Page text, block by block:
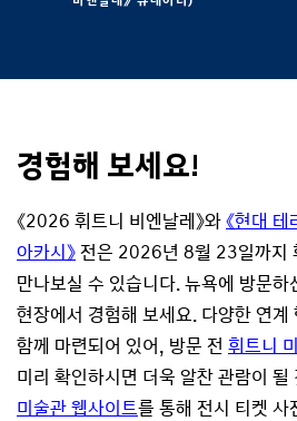
경험해 보세요!
《2026 휘트니 비엔날레》와《현대
아카시》전은 2026년 8월 23일까지
만나보실 수 있습니다. 뉴욕에 방문하
현장에서 경험해 보세요. 다양한 연
함께 마련되어 있어, 방문 전 휘트니
미리 확인하시면 더욱 알찬 관람이 될
미술관 웹사이트를 통해 전시 티켓 사